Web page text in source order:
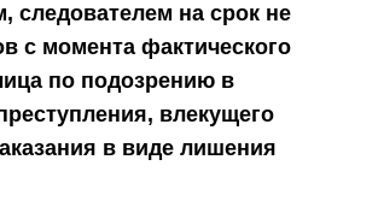
следователем на срок не
с момента фактического
по подозрению в
влекущего
в виде лишения